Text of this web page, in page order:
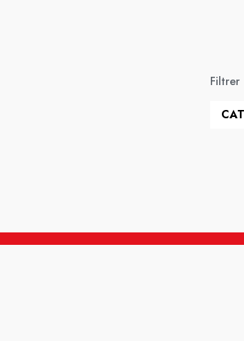
Filtrer